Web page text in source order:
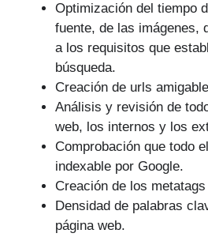
Optimización del tiempo
fuente, de las imágenes,
a los requisitos que
búsqueda.
Creación de urls
Análisis y revisión de
web, los internos y los
Comprobación que todo
indexable por Google.
Creación de los
Densidad de palabras
página web.